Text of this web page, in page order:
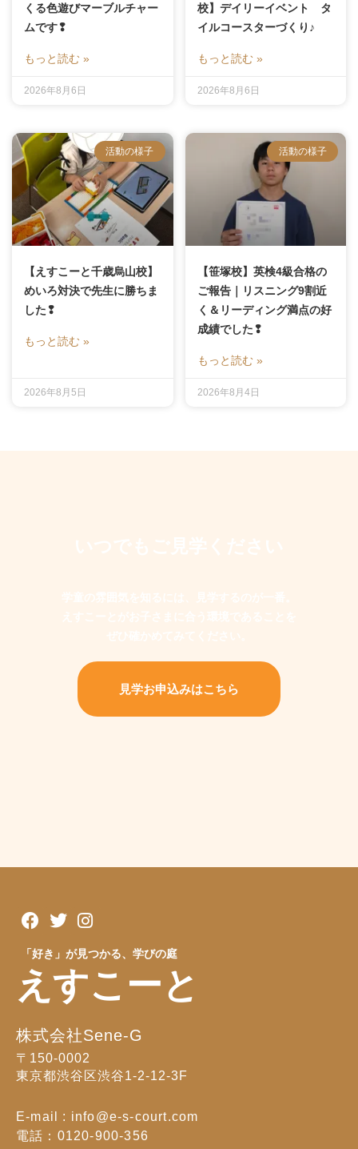
くる色遊びマーブルチャー
ムです❢
もっと読む »
2026年8月6日
校】デイリーイベント タ
イルコースターづくり♪
もっと読む »
2026年8月6日
活動の様子
【えすこーと千歳烏山校】
めいろ対決で先生に勝ちま
した❢
もっと読む »
2026年8月5日
活動の様子
【笹塚校】英検4級合格の
ご報告｜リスニング9割近
く＆リーディング満点の好
成績でした❢
もっと読む »
2026年8月4日
見学お申込みはこちら
「好き」が見つかる、学びの庭
えすこーと
株式会社Sene-G
〒150-0002
東京都渋谷区渋谷1-2-12-3F
E-mail : info@e-s-court.com
電話：0120-900-356